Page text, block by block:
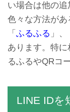
い場合は他の
色々な方法があ
「 ふるふる 」、
あります。特
るふるやQRコ
LINE IDを